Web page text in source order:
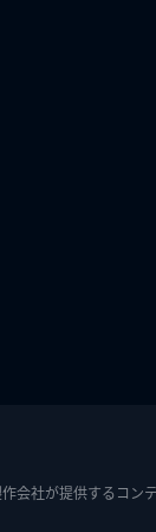
会社が提供するコン